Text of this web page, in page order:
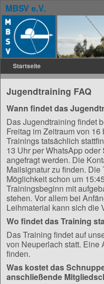
MBSV e.V.
Startseite
Zum Inhalt wechseln
Zum sekundären Inhalt wechseln
Jugendtraining FAQ
Wann findet das
Das Jugendtraining findet
Freitag im Zeitraum von
Trainings tatsächlich
13 Uhr per WhatsApp
angefragt werden. Die
Mailsignatur zu finden. Die
Möglichkeit schon um
Trainingsbeginn mit
stehen. Vor allem bei
Leihmaterial kann sich die
Wo findet das Training
Das Training findet auf
von Neuperlach statt. Eine
finden.
Was kostet das
anschließende